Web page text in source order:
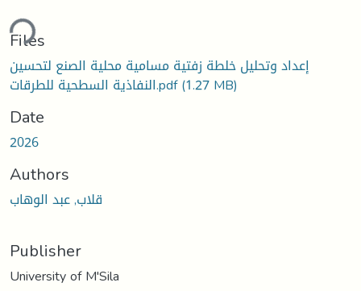
Files
إعداد وتحليل خلطة زفتية مسامية محلية الصنع لتحسين
النفاذية السطحية للطرقات.pdf(1.27 MB)
Date
2026
Authors
قلاب, عبد الوهاب
Publisher
University of M'Sila